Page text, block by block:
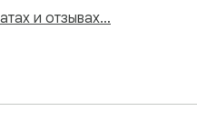
и отзывах…